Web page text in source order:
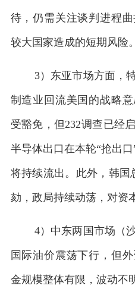
待，仍需关注谈判进程
较大国家造成的短期风险。
3）东亚市场方面，
制造业回流美国的战略
受豁免，但232调查已经
半导体出口在本轮“抢出
将持续流出。此外，韩国
劾，政局持续动荡，对资
4）中东两国市场（
国际油价震荡下行，但
金规模整体有限，波动不